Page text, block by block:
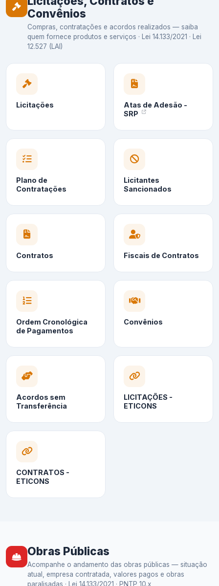
Convênios
Compras, contratações e acordos realizados — saiba
quem fornece produtos e serviços · Lei 14.133/2021 · Lei
12.527 (LAI)
Licitações
Atas de Adesão -
SRP
Plano de
Contratações
Licitantes
Sancionados
Contratos Fiscais de Contratos
Ordem Cronológica
de Pagamentos
Convênios
Acordos sem
Transferência
LICITAÇÕES -
ETICONS
CONTRATOS -
ETICONS
Obras Públicas
Acompanhe o andamento das obras públicas — situação
atual, empresa contratada, valores pagos e obras
paralisadas · Lei 14.133/2021 · PNTP 10.x